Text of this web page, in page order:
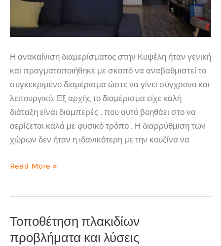
Η ανακαίνιση διαμερίσματος στην Κυψέλη ήταν γενική
και πραγματοποιήθηκε με σκοπό να αναβαθμιστεί το
συγκεκριμένο διαμέρισμα ώστε να γίνει σύγχρονο και
λειτουργικό. Εξ αρχής το διαμέρισμα είχε καλή
διάταξη είναι διαμπερές , που αυτό βοηθάει στο να
αερίζεται καλά με φυσικό τρόπο . Η διαρρύθμιση των
χώρων δεν ήταν η ιδανικότερη με την κουζίνα να
Ανακαίνιση
Read More »
Τοποθέτηση πλακιδίων
προβλήματα και λύσεις